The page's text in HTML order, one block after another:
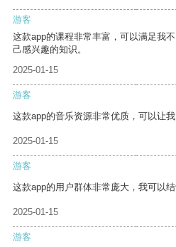
游客
这款app的课程非常丰富，可以满足我
己感兴趣的知识。
2025-01-15
游客
这款app的音乐资源非常优质，可以让我
2025-01-15
游客
这款app的用户群体非常庞大，我可以
2025-01-15
游客